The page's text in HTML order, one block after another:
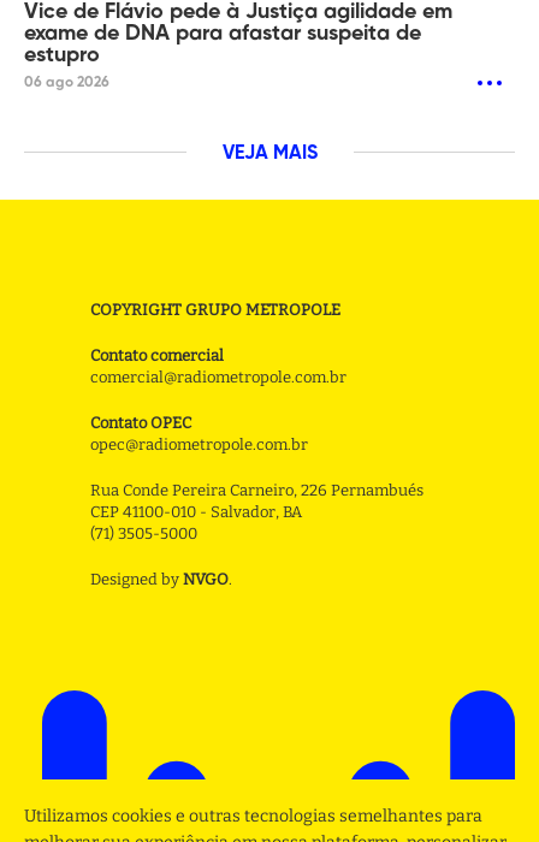
Vice de Flávio pede à Justiça agilidade em
exame de DNA para afastar suspeita de
estupro
06 ago 2026
VEJA MAIS
COPYRIGHT GRUPO METROPOLE
Contato comercial
comercial@radiometropole.com.br
Contato OPEC
opec@radiometropole.com.br
Rua Conde Pereira Carneiro, 226 Pernambués
CEP 41100-010 - Salvador, BA
(71) 3505-5000
Designed by NVGO.
Utilizamos cookies e outras tecnologias semelhantes para